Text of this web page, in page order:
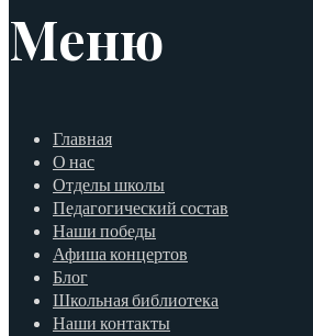
Меню
Главная
О нас
Отделы школы
Педагогический состав
Наши победы
Афиша концертов
Блог
Школьная библиотека
Наши контакты